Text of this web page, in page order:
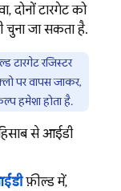
दोनों टारगेट को
चुना जा सकता है.
टारगेट रजिस्टर
पर वापस जाकर,
हमेशा होता है.
से आईडी
फ़ील्ड में,